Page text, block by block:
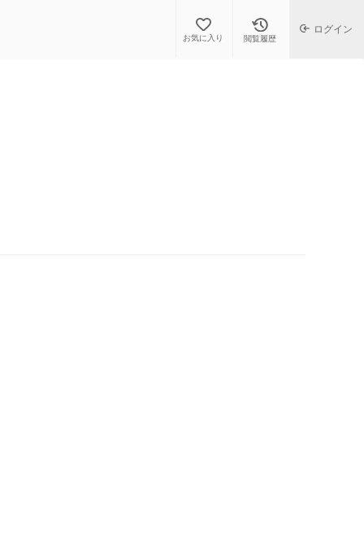
お気に入り 閲覧履歴
ログイン